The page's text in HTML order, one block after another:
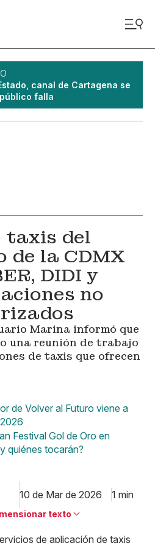
canal de Cartagena se
falla
taxis del
de la CDMX
DIDI y
no
Marina informó que
una reunión de trabajo
de taxis que ofrecen
de Volver al Futuro viene a
Festival Gol de Oro en
quiénes tocarán?
10 de Mar de 2026 1 min
texto